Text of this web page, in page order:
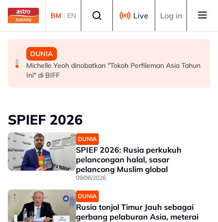
Skip to main content
BM | EN Live Log in
MALAYSIA
Persepsi negatif terhadap Bukit Malut tidak berasaskan
fakta - Ahli Akademik
MALAYSIA
Insiden rempuhan Jalan Ampang: Pendakwaan bantah
permohonan batal pertuduhan bunuh
DUNIA
Michelle Yeoh dinobatkan "Tokoh Perfileman Asia Tahun
Ini" di BIFF
SPIEF 2026
DUNIA
SPIEF 2026: Rusia perkukuh
pelancongan halal, sasar
pelancong Muslim global
09/06/2026
DUNIA
Rusia tonjol Timur Jauh sebagai
gerbang pelaburan Asia, meterai